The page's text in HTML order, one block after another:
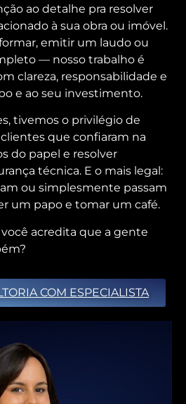
COM ESPECIALISTA
ao detalhe pra resolver
à sua obra ou imóvel.
emitir um laudo ou
— nosso trabalho é
clareza, responsabilidade e
e ao seu investimento.
tivemos o privilégio de
que confiaram na
do papel e resolver
técnica. E o mais legal:
ou simplesmente passam
um papo e tomar um café.
acredita que a gente